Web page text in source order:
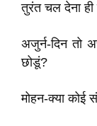
तुरंत चल देना
अजुर्न-दिन तो
छोडूं?
मोहन-क्या कोई